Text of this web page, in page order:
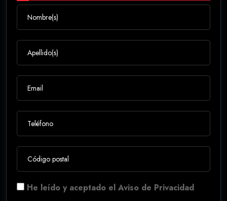
He leído y aceptado el Aviso de Privacidad